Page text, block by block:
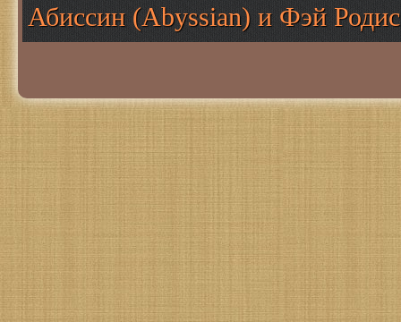
Абиссин (Abyssian) и Фэй